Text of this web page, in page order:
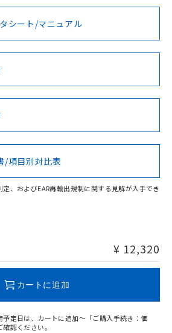
利用いただく前に、以下を必ずお読
・凡例
Cd Cr(VI)
在する可能性があります。
型式承認
ルウェー
BV型式承認
（フランス
KR型式
（韓国
No No
の製品の規格認証/適合状況ページへ
こちらのページからご検索ください
シート/マニュアル
/項目別対比表
、およびEAR再輸出規制に関する見解が入手でき
¥ 12,320
カートに追加
定日は、カートに追加～「ご購入手続き：価
認ください。